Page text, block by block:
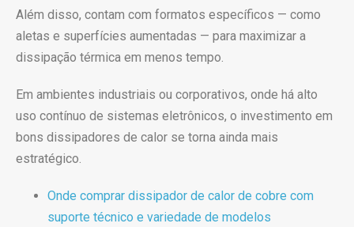
Além disso, contam com formatos específicos — como
aletas e superfícies aumentadas — para maximizar a
dissipação térmica em menos tempo.
Em ambientes industriais ou corporativos, onde há alto
uso contínuo de sistemas eletrônicos, o investimento em
bons dissipadores de calor se torna ainda mais
estratégico.
Onde comprar dissipador de calor de cobre com
suporte técnico e variedade de modelos